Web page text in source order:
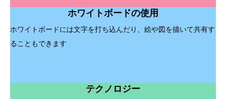
ホワイトボードの使用
ホワイトボードには文字を打ち込んだり、絵や図を描いて共有す
ることもできます
テクノロジー